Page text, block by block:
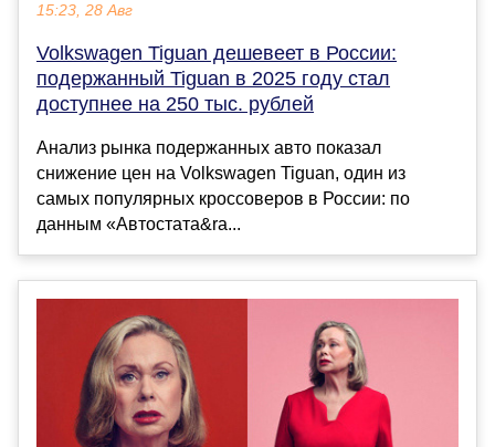
15:23, 28 Авг
Volkswagen Tiguan дешевеет в России:
подержанный Tiguan в 2025 году стал
доступнее на 250 тыс. рублей
Анализ рынка подержанных авто показал
снижение цен на Volkswagen Tiguan, один из
самых популярных кроссоверов в России: по
данным «Автостата&ra...